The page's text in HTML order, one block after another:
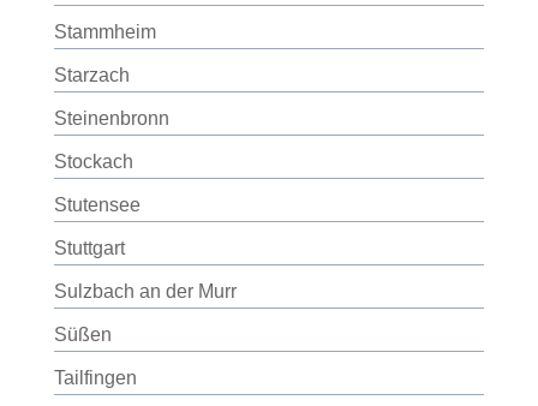
Stammheim
Starzach
Steinenbronn
Stockach
Stutensee
Stuttgart
Sulzbach an der Murr
Süßen
Tailfingen